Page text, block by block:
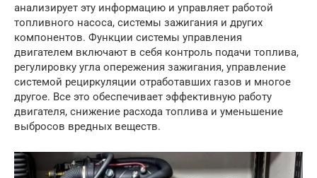
анализирует эту информацию и управляет работой
топливного насоса, системы зажигания и других
компонентов. Функции системы управления
двигателем включают в себя контроль подачи топлива,
регулировку угла опережения зажигания, управление
системой рециркуляции отработавших газов и многое
другое. Все это обеспечивает эффективную работу
двигателя, снижение расхода топлива и уменьшение
выбросов вредных веществ.